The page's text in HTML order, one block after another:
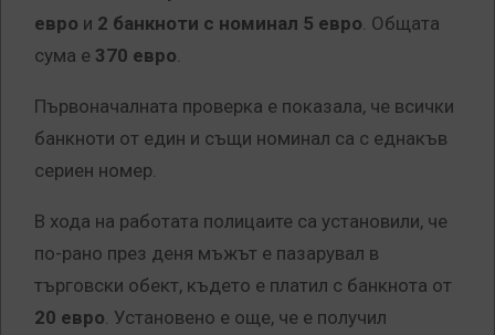
евро и 2 банкноти с номинал 5 евро. Общата
сума е 370 евро.
Първоначалната проверка е показала, че всички
банкноти от един и същи номинал са с еднакъв
сериен номер.
В хода на работата полицаите са установили, че
по-рано през деня мъжът е пазарувал в
търговски обект, където е платил с банкнота от
20 евро. Установено е още, че е получил